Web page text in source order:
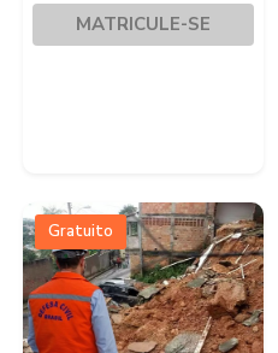
MATRICULE-SE
Gratuito